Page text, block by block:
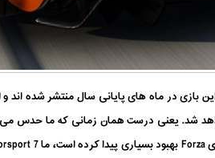
در ماه های پایانی سال منتشر شده اند